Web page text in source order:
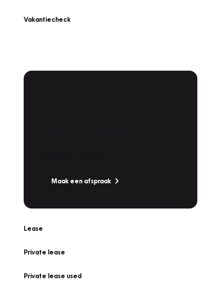
Vakantiecheck
Maak een afspraak
Lease
Private lease
Private lease used